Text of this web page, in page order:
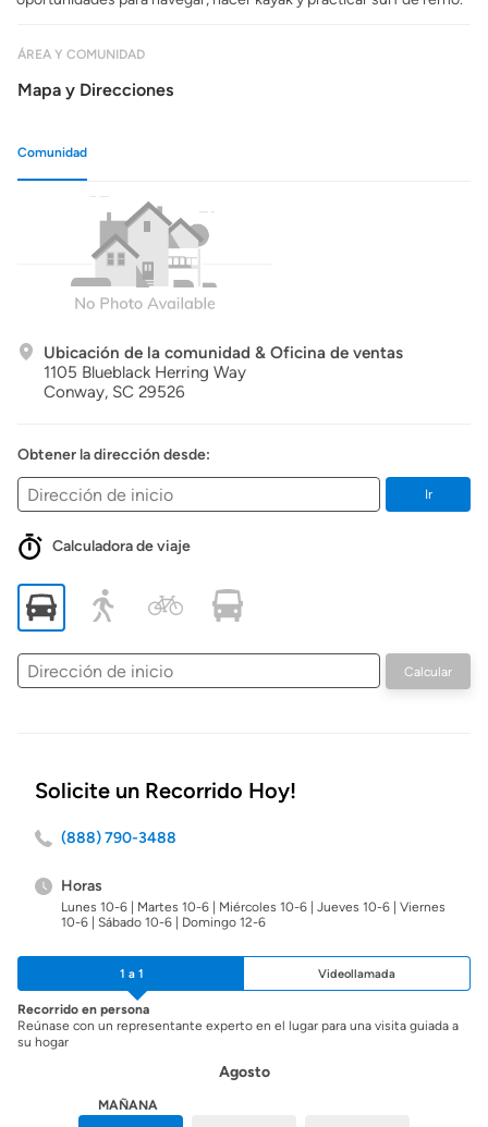
ÁREA Y COMUNIDAD
Mapa y Direcciones
Comunidad
Ubicación de la comunidad & Oficina de ventas
1105 Blueblack Herring Way
Conway, SC 29526
Obtener la dirección desde:
Ir
Calculadora de viaje
Dirección
de
Calcular
Solicite un Recorrido Hoy!
(888) 790-3488
Horas
Lunes 10-6 | Martes 10-6 | Miércoles 10-6 | Jueves 10-6 | Viernes
10-6 | Sábado 10-6 | Domingo 12-6
1 a 1 Videollamada
Recorrido en persona
Reúnase con un representante experto en el lugar para una visita guiada a
su hogar
Agosto
MAÑANA